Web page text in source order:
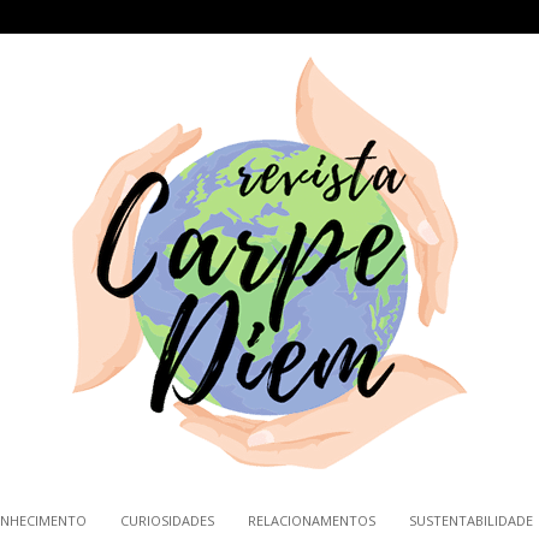
CURIOSIDADES RELACIONAMENTOS SUSTENTABILIDADE